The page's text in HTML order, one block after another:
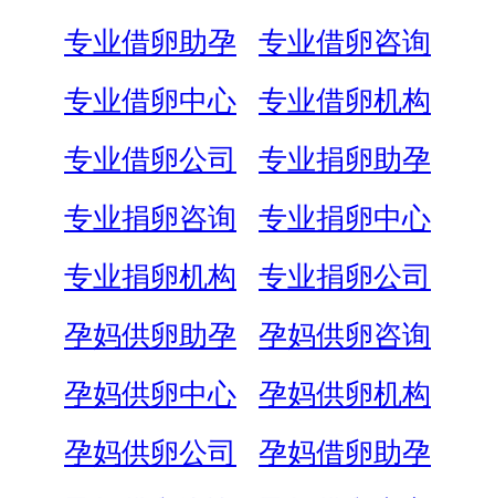
专业借卵助孕
专业借卵咨询
专业借卵中心
专业借卵机构
专业借卵公司
专业捐卵助孕
专业捐卵咨询
专业捐卵中心
专业捐卵机构
专业捐卵公司
孕妈供卵助孕
孕妈供卵咨询
孕妈供卵中心
孕妈供卵机构
孕妈供卵公司
孕妈借卵助孕